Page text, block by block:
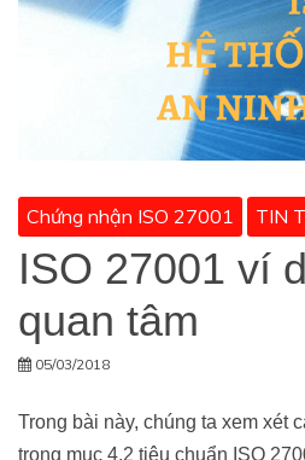
Chứng nhận ISO 27001 TIN
ISO 27001 ví
quan tâm
05/03/2018
Trong bài này, chúng ta xem xét
trong mục 4.2 tiêu chuẩn ISO